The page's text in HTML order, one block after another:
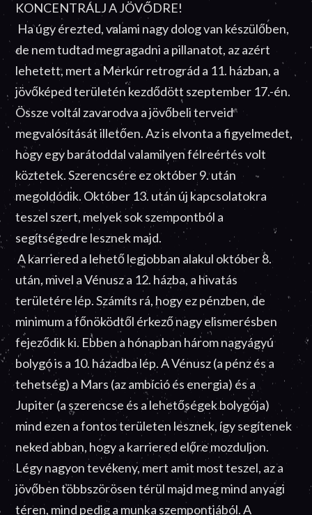
KONCENTRÁLJ A JÖVŐDRE!
Ha úgy érezted, valami nagy dolog van készülőben,
de nem tudtad megragadni a pillanatot, az azért
lehetett, mert a Merkúr retrográd a 11. házban, a
jövőképed területén kezdődött szeptember 17.-én.
Össze voltál zavarodva a jövőbeli terveid
megvalósítását illetően. Az is elvonta a figyelmedet,
hogy egy barátoddal valamilyen félreértés volt
köztetek. Szerencsére ez október 9. után
megoldódik. Október 13. után új kapcsolatokra
teszel szert, melyek sok szempontból a
segítségedre lesznek majd.
A karriered a lehető legjobban alakul október 8.
után, mivel a Vénusz a 12. házba, a hivatás
területére lép. Számíts rá, hogy ez pénzben, de
minimum a főnöködtől érkező nagy elismerésben
fejeződik ki. Ebben a hónapban három nagyágyú
bolygó is a 10. házadba lép. A Vénusz (a pénz és a
tehetség) a Mars (az ambíció és energia) és a
Jupiter (a szerencse és a lehetőségek bolygója)
mind ezen a fontos területen lesznek, így segítenek
neked abban, hogy a karriered előre mozduljon.
Légy nagyon tevékeny, mert amit most teszel, az a
jövőben többszörösen térül majd meg mind anyagi
téren, mind pedig a munka szempontjából. A